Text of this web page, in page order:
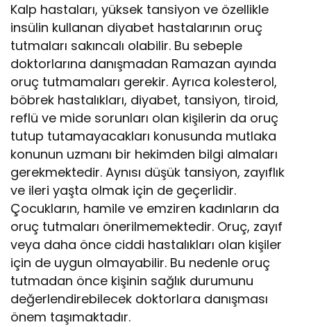
Kalp hastaları, yüksek tansiyon ve özellikle
insülin kullanan diyabet hastalarının oruç
tutmaları sakıncalı olabilir. Bu sebeple
doktorlarına danışmadan Ramazan ayında
oruç tutmamaları gerekir. Ayrıca kolesterol,
böbrek hastalıkları, diyabet, tansiyon, tiroid,
reflü ve mide sorunları olan kişilerin da oruç
tutup tutamayacakları konusunda mutlaka
konunun uzmanı bir hekimden bilgi almaları
gerekmektedir. Aynısı düşük tansiyon, zayıflık
ve ileri yaşta olmak için de geçerlidir.
Çocukların, hamile ve emziren kadınların da
oruç tutmaları önerilmemektedir. Oruç, zayıf
veya daha önce ciddi hastalıkları olan kişiler
için de uygun olmayabilir. Bu nedenle oruç
tutmadan önce kişinin sağlık durumunu
değerlendirebilecek doktorlara danışması
önem taşımaktadır.